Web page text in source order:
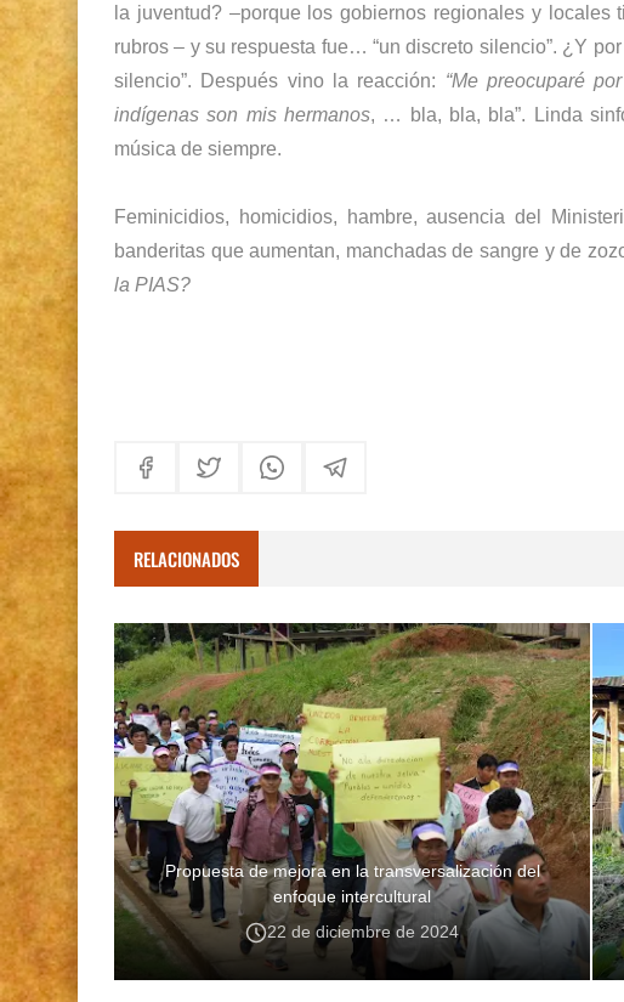
la juventud? –porque los gobiernos regionales y locales
rubros – y su respuesta fue… “un discreto silencio”. ¿Y
silencio”. Después vino la reacción: “Me preocuparé
indígenas son mis hermanos, … bla, bla, bla”. Linda
música de siempre.
Feminicidios, homicidios, hambre, ausencia del
banderitas que aumentan, manchadas de sangre y de
la PIAS?
RELACIONADOS
Propuesta de mejora en la transversalización del
enfoque intercultural
22 de diciembre de 2024